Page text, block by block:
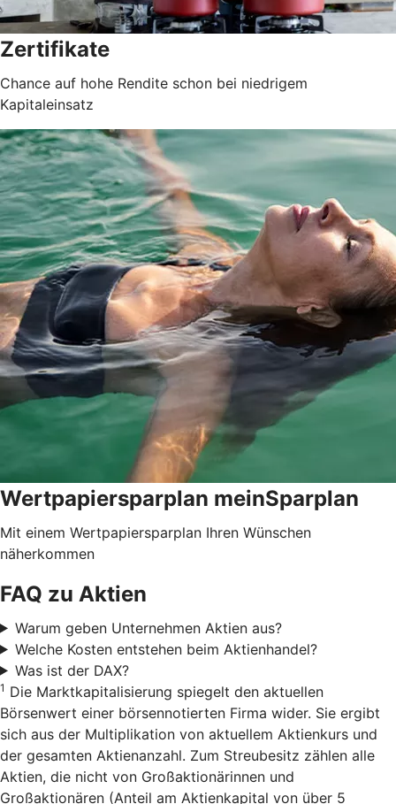
Zertifikate
Chance auf hohe Rendite schon bei niedrigem
Kapitaleinsatz
Wertpapiersparplan meinSparplan
Mit einem Wertpapiersparplan Ihren Wünschen
näherkommen
FAQ zu Aktien
Warum geben Unternehmen Aktien aus?
Welche Kosten entstehen beim Aktienhandel?
Was ist der DAX?
1 Die Marktkapitalisierung spiegelt den aktuellen
Börsenwert einer börsennotierten Firma wider. Sie ergibt
sich aus der Multiplikation von aktuellem Aktienkurs und
der gesamten Aktienanzahl. Zum Streubesitz zählen alle
Aktien, die nicht von Großaktionärinnen und
Großaktionären (Anteil am Aktienkapital von über 5